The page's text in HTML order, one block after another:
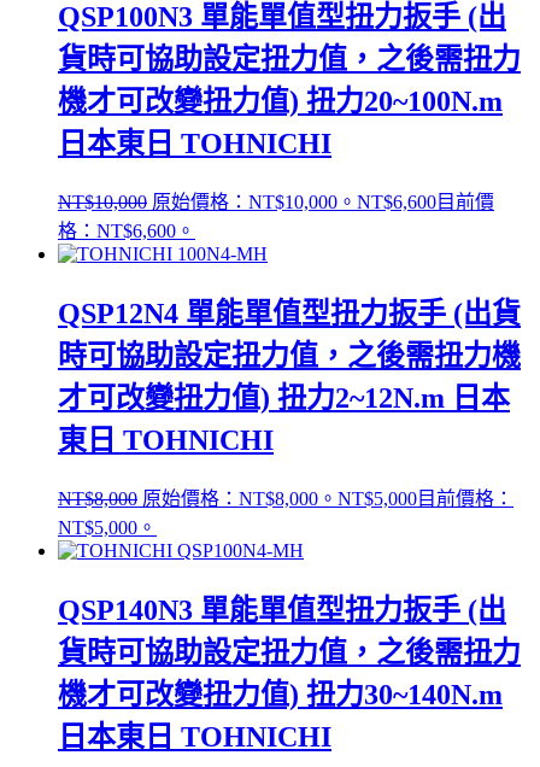
QSP100N3 單能單值型扭力扳手 (出
貨時可協助設定扭力值，之後需扭力
機才可改變扭力值) 扭力20~100N.m
日本東日 TOHNICHI
NT$10,000 原始價格：NT$10,000。 NT$6,600目前價
格：NT$6,600。
QSP12N4 單能單值型扭力扳手 (出貨
時可協助設定扭力值，之後需扭力機
才可改變扭力值) 扭力2~12N.m 日本
東日 TOHNICHI
NT$8,000 原始價格：NT$8,000。 NT$5,000目前價格：
NT$5,000。
QSP140N3 單能單值型扭力扳手 (出
貨時可協助設定扭力值，之後需扭力
機才可改變扭力值) 扭力30~140N.m
日本東日 TOHNICHI